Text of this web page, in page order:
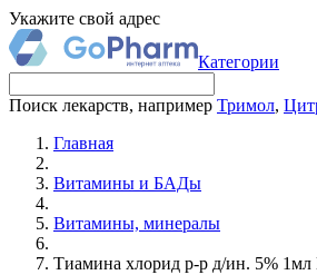
Укажите свой адрес
Категории
Поиск лекарств, например Тримол,
Главная
Витамины и БАДы
Витамины, минералы
Тиамина хлорид р-р д/ин. 5%